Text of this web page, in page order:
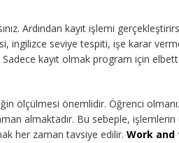
Ardından kayıt işlemi
ingilizce seviye tespiti, işe karar
Sadece kayıt olmak program için
ölçülmesi önemlidir. Öğrenci
almaktadır. Bu sebeple,
her zaman tavsiye edilir. Work and